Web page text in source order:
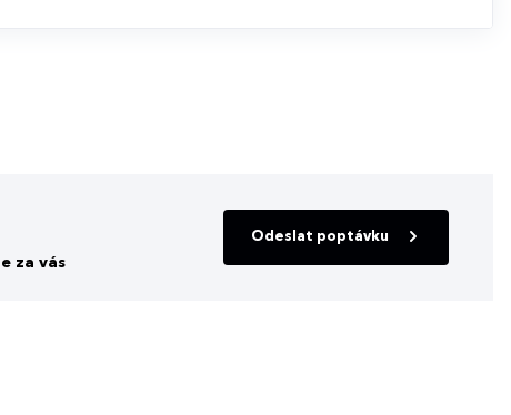
za vás
Odeslat poptávku